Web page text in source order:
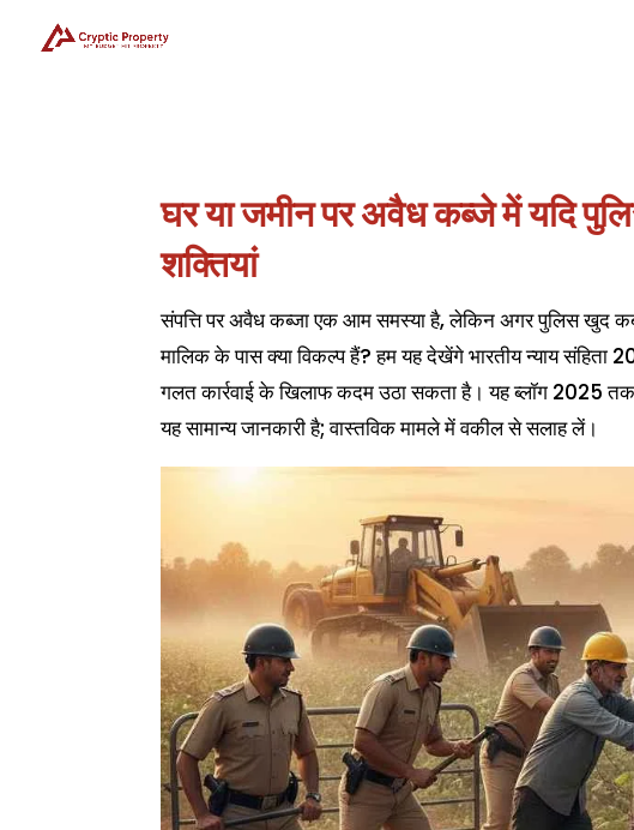
घर या जमीन पर अवैध कब्जे में यदि
शक्तियां
संपत्ति पर अवैध कब्जा एक आम समस्या है, लेकिन अगर पुलिस खुद
मालिक के पास क्या विकल्प हैं? हम यह देखेंगे भारतीय न्याय
गलत कार्रवाई के खिलाफ कदम उठा सकता है। यह ब्लॉग 2025
यह सामान्य जानकारी है; वास्तविक मामले में वकील से सलाह लें।